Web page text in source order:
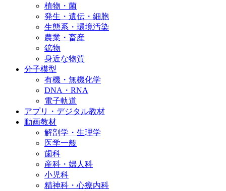
植物・菌
発生・遺伝・細胞
生態系・環境汚染
農業・畜産
鉱物
身近な物質
分子模型
有機・無機化学
DNA・RNA
電子軌道
アプリ・デジタル教材
動画教材
解剖学・生理学
医学一般
歯科
産科・婦人科
小児科
精神科・心療内科